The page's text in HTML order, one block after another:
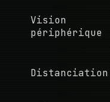
Vision
périphérique
Distanciation